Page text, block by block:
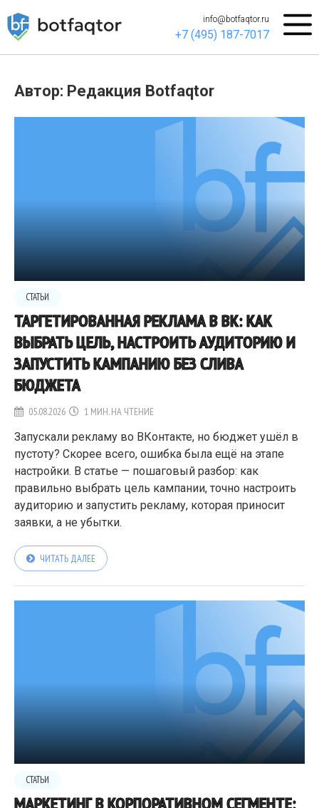
info@botfaqtor.ru
+7 (495) 187-7017
Автор: Редакция Botfaqtor
СТАТЬИ
ТАРГЕТИРОВАННАЯ РЕКЛАМА В ВК: КАК
ВЫБРАТЬ ЦЕЛЬ, НАСТРОИТЬ АУДИТОРИЮ И
ЗАПУСТИТЬ КАМПАНИЮ БЕЗ СЛИВА
БЮДЖЕТА
05.08.2026 1 МИН. НА ЧТЕНИЕ
Запускали рекламу во ВКонтакте, но бюджет ушёл в
пустоту? Скорее всего, ошибка была ещё на этапе
настройки. В статье — пошаговый разбор: как
правильно выбрать цель кампании, точно настроить
аудиторию и запустить рекламу, которая приносит
заявки, а не убытки.
ЧИТАТЬ ДАЛЕЕ
СТАТЬИ
МАРКЕТИНГ В КОРПОРАТИВНОМ СЕГМЕНТЕ: